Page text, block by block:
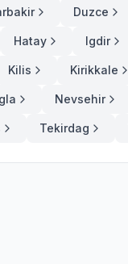
Duzce
Hatay Igdir
Kilis Kirikkale
Nevsehir
Tekirdag